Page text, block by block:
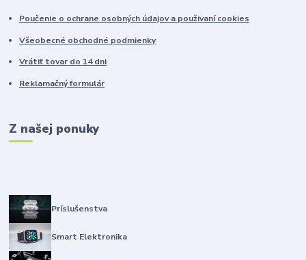
Poučenie o ochrane osobných údajov a použivaní cookies
Všeobecné obchodné podmienky
Vrátiť tovar do 14 dni
Reklamačný formulár
Z našej ponuky
Príslušenstva
Smart Elektronika